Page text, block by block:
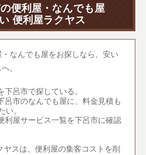
便利屋・なんでも屋
便利屋ラクヤス
なんでも屋をお探しなら、安い
。
下呂市で探している。
呂市のなんでも屋に、料金見積も
い。
利屋サービス一覧を下呂市に確認
ヤスは、便利屋の集客コストを削